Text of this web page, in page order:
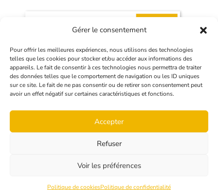
Gérer le consentement
Pour offrir les meilleures expériences, nous utilisons des technologies
telles que les cookies pour stocker et/ou accéder aux informations des
appareils. Le fait de consentir à ces technologies nous permettra de traiter
des données telles que le comportement de navigation ou les ID uniques
sur ce site. Le fait de ne pas consentir ou de retirer son consentement peut
avoir un effet négatif sur certaines caractéristiques et fonctions.
Accepter
Refuser
Voir les préférences
Politique de cookiesPolitique de confidentialité
Hibrido,Création de site internet à Béthune